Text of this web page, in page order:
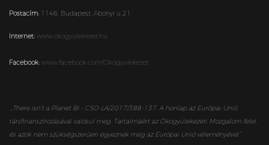
Postacím: 1146, Budapest, Abonyi u 21.
Internet: www.okogyulekezet.hu
Facebook: www.facebook.com/Okogyulekezet
„ There isn’t a Planet B! - CSO-LA/2017/388-137. A honlap az Európai Unió
társfinanszírozásával valósul meg. Tartalmáért az Ökogyülekezeti Mozgalom felel,
és azok nem szükségszerűen egyeznek meg az Európai Unió véleményével.”